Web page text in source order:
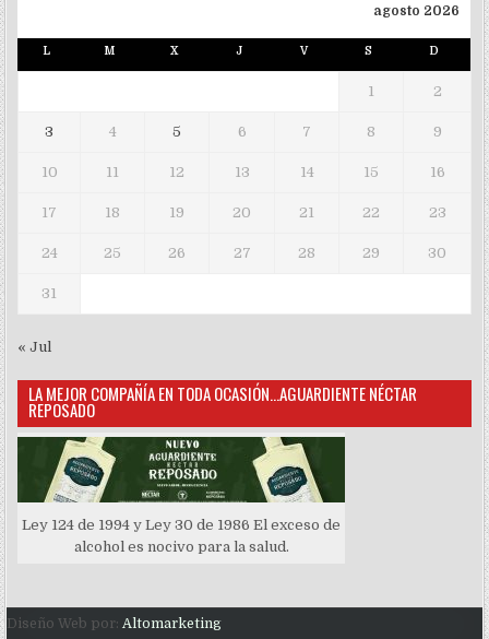
agosto 2026
L M X J V S D
1 2
3 4 5 6 7 8 9
10 11 12 13 14 15 16
17 18 19 20 21 22 23
24 25 26 27 28 29 30
31
« Jul
LA MEJOR COMPAÑÍA EN TODA OCASIÓN…AGUARDIENTE NÉCTAR
REPOSADO
Ley 124 de 1994 y Ley 30 de 1986 El exceso de
alcohol es nocivo para la salud.
Diseño Web por: Altomarketing